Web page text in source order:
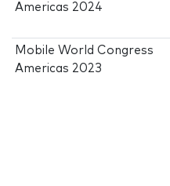
Americas 2024
Mobile World Congress
Americas 2023